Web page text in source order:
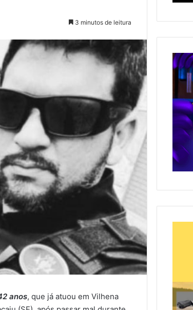
3 minutos de leitura
anos, que já atuou em Vilhena